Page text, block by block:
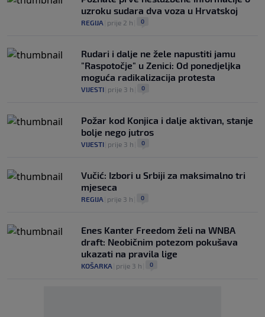
uzroku sudara dva voza u Hrvatskoj
REGIJA prije 2 h 0
Rudari i dalje ne žele napustiti jamu
"Raspotočje" u Zenici: Od ponedjeljka
moguća radikalizacija protesta
VIJESTI prije 3 h 0
Požar kod Konjica i dalje aktivan, stanje
bolje nego jutros
VIJESTI prije 3 h 0
Vučić: Izbori u Srbiji za maksimalno tri
mjeseca
REGIJA prije 3 h 0
Enes Kanter Freedom želi na WNBA
draft: Neobičnim potezom pokušava
ukazati na pravila lige
KOŠARKA prije 3 h 0